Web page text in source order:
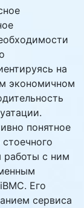
на
экономичном
понятное
работы с ним
Его
сервиса